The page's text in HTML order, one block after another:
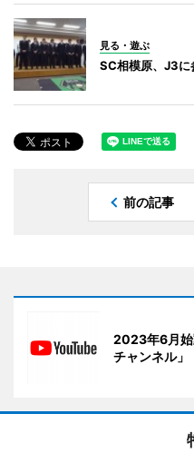
見る・遊ぶ
SC相模原、J3に
前の記事
2023年6月始
チャンネル」